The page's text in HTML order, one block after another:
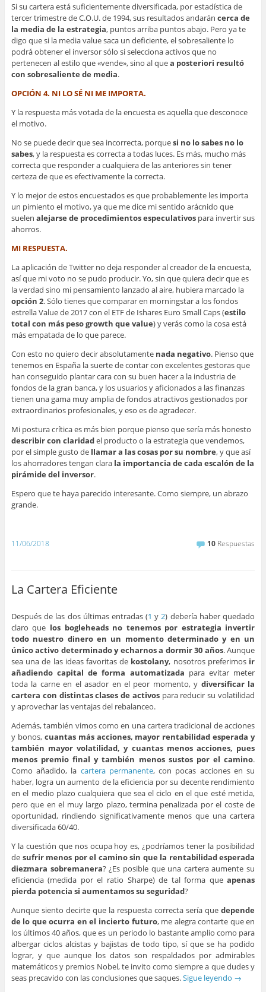
Si su cartera está suficientemente diversificada, por estadística de
tercer trimestre de C.O.U. de 1994, sus resultados andarán cerca de
la media de la estrategia, puntos arriba puntos abajo. Pero ya te
digo que si la media value saca un deficiente, el sobresaliente lo
podrá obtener el inversor sólo si selecciona activos que no
pertenecen al estilo que «vende», sino al quea posteriori resultó
con sobresaliente de media.
OPCIÓN 4. NI LO SÉ NI ME IMPORTA.
Y la respuesta más votada de la encuesta es aquella que desconoce
el motivo.
No se puede decir que sea incorrecta, porquesi no lo sabes no lo
sabes, y la respuesta es correcta a todas luces. Es más, mucho más
correcta que responder a cualquiera de las anteriores sin tener
certeza de que es efectivamente la correcta.
Y lo mejor de estos encuestados es que probablemente les importa
un pimiento el motivo, ya que me dice mi sentido arácnido que
suelen alejarse de procedimientos especulativospara invertir sus
ahorros.
MI RESPUESTA.
La aplicación de Twitter no deja responder al creador de la encuesta,
así que mi voto no se pudo producir. Yo, sin que quiera decir que es
la verdad sino mi pensamiento lanzado al aire, hubiera marcado la
opción 2. Sólo tienes que comparar en morningstar a los fondos
estrella Value de 2017 con el ETF de Ishares Euro Small Caps (estilo
total con más peso growth que value) y verás como la cosa está
más empatada de lo que parece.
Con esto no quiero decir absolutamente nada negativo. Pienso que
tenemos en España la suerte de contar con excelentes gestoras que
han conseguido plantar cara con su buen hacer a la industria de
fondos de la gran banca, y los usuarios y aficionados a las finanzas
tienen una gama muy amplia de fondos atractivos gestionados por
extraordinarios profesionales, y eso es de agradecer.
Mi postura crítica es más bien porque pienso que sería más honesto
describir con claridadel producto o la estrategia que vendemos,
por el simple gusto de llamar a las cosas por su nombre, y que así
los ahorradores tengan clara la importancia de cada escalón de la
pirámide del inversor.
Espero que te haya parecido interesante. Como siempre, un abrazo
grande.
11/06/2018 10 Respuestas
La Cartera Eficiente
Después de las dos últimas entradas (1 y2) debería haber quedado
claro que los bogleheads no tenemos por estrategia invertir
todo nuestro dinero en un momento determinado y en un
único activo determinado y echarnos a dormir 30 años. Aunque
sea una de las ideas favoritas de kostolany, nosotros preferimos ir
añadiendo capital de forma automatizada para evitar meter
toda la carne en el asador en el peor momento, y diversificar la
cartera con distintas clases de activospara reducir su volatilidad
y aprovechar las ventajas del rebalanceo.
Además, también vimos como en una cartera tradicional de acciones
y bonos, cuantas más acciones, mayor rentabilidad esperada y
también mayor volatilidad, y cuantas menos acciones, pues
menos premio final y también menos sustos por el camino.
Como añadido, la cartera permanente, con pocas acciones en su
haber, logra un aumento de la eficiencia por su decente rendimiento
en el medio plazo cualquiera que sea el ciclo en el que esté metida,
pero que en el muy largo plazo, termina penalizada por el coste de
oportunidad, rindiendo significativamente menos que una cartera
diversificada 60/40.
Y la cuestión que nos ocupa hoy es, ¿podríamos tener la posibilidad
de sufrir menos por el camino sin que la rentabilidad esperada
diezmara sobremanera? ¿Es posible que una cartera aumente su
eficiencia (medida por el ratio Sharpe) de tal forma queapenas
pierda potencia si aumentamos su seguridad?
Aunque siento decirte que la respuesta correcta sería quedepende
de lo que ocurra en el incierto futuro, me alegra contarte que en
los últimos 40 años, que es un periodo lo bastante amplio como para
albergar ciclos alcistas y bajistas de todo tipo, sí que se ha podido
lograr, y que aunque los datos son respaldados por admirables
matemáticos y premios Nobel, te invito como siempre a que dudes y
seas precavido con las conclusiones que saques.Sigue leyendo →